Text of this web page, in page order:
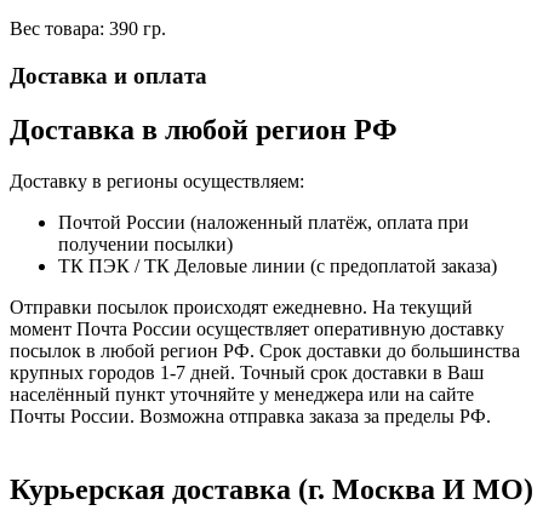
Вес товара: 390 гр.
Доставка и оплата
Доставка в любой регион РФ
Доставку в регионы осуществляем:
Почтой России (наложенный платёж, оплата при
получении посылки)
ТК ПЭК / ТК Деловые линии (с предоплатой заказа)
Отправки посылок происходят ежедневно. На текущий
момент Почта России осуществляет оперативную доставку
посылок в любой регион РФ. Срок доставки до большинства
крупных городов 1-7 дней. Точный срок доставки в Ваш
населённый пункт уточняйте у менеджера или на сайте
Почты России. Возможна отправка заказа за пределы РФ.
Курьерская доставка (г. Москва И МО)